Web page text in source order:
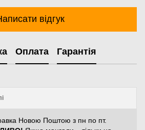
відгук
Оплата Гарантія
Новою Поштою з пн по пт.